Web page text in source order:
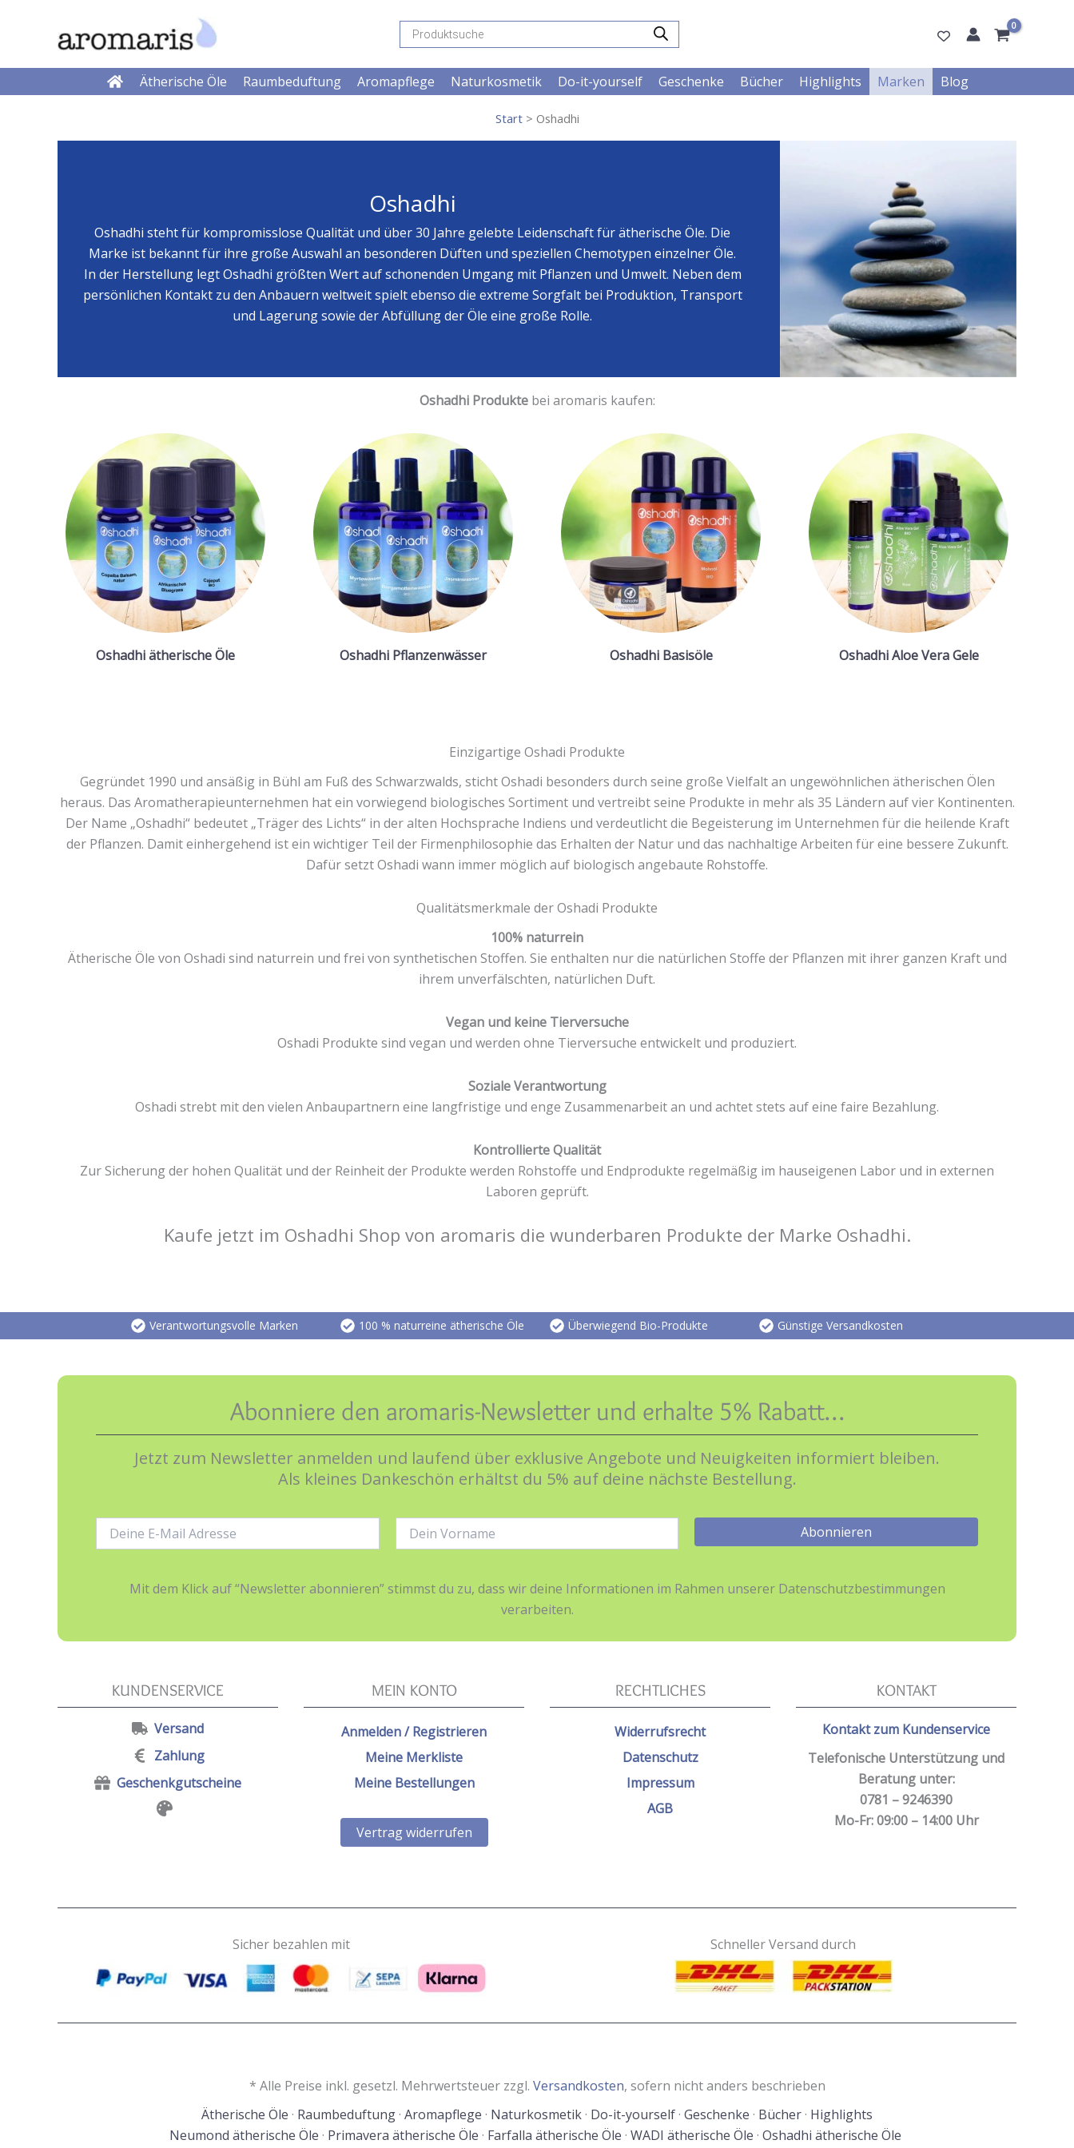
Products
search
Ätherische Öle Raumbeduftung Aromapflege Naturkosmetik Do-it-yourself Geschenke Bücher Highlights Marken Blog
Start> Oshadhi
Oshadhi
Oshadhi steht für kompromisslose Qualität und über 30 Jahre gelebte Leidenschaft für ätherische Öle. Die
Marke ist bekannt für ihre große Auswahl an besonderen Düften und speziellen Chemotypen einzelner Öle.
In der Herstellung legt Oshadhi größten Wert auf schonenden Umgang mit Pflanzen und Umwelt. Neben dem
persönlichen Kontakt zu den Anbauern weltweit spielt ebenso die extreme Sorgfalt bei Produktion, Transport
und Lagerung sowie der Abfüllung der Öle eine große Rolle.
Oshadhi Produktebei aromaris kaufen:
Oshadhi ätherische Öle Oshadhi Pflanzenwässer Oshadhi Basisöle Oshadhi Aloe Vera Gele
Einzigartige Oshadi Produkte
Gegründet 1990 und ansäßig in Bühl am Fuß des Schwarzwalds, sticht Oshadi besonders durch seine große Vielfalt an ungewöhnlichen ätherischen Ölen
heraus. Das Aromatherapieunternehmen hat ein vorwiegend biologisches Sortiment und vertreibt seine Produkte in mehr als 35 Ländern auf vier Kontinenten.
Der Name „Oshadhi“ bedeutet „Träger des Lichts“ in der alten Hochsprache Indiens und verdeutlicht die Begeisterung im Unternehmen für die heilende Kraft
der Pflanzen. Damit einhergehend ist ein wichtiger Teil der Firmenphilosophie das Erhalten der Natur und das nachhaltige Arbeiten für eine bessere Zukunft.
Dafür setzt Oshadi wann immer möglich auf biologisch angebaute Rohstoffe.
Qualitätsmerkmale der Oshadi Produkte
100% naturrein
Ätherische Öle von Oshadi sind naturrein und frei von synthetischen Stoffen. Sie enthalten nur die natürlichen Stoffe der Pflanzen mit ihrer ganzen Kraft und
ihrem unverfälschten, natürlichen Duft.
Vegan und keine Tierversuche
Oshadi Produkte sind vegan und werden ohne Tierversuche entwickelt und produziert.
Soziale Verantwortung
Oshadi strebt mit den vielen Anbaupartnern eine langfristige und enge Zusammenarbeit an und achtet stets auf eine faire Bezahlung.
Kontrollierte Qualität
Zur Sicherung der hohen Qualität und der Reinheit der Produkte werden Rohstoffe und Endprodukte regelmäßig im hauseigenen Labor und in externen
Laboren geprüft.
Kaufe jetzt im Oshadhi Shop von aromaris die wunderbaren Produkte der Marke Oshadhi.
Verantwortungsvolle Marken 100 % naturreine ätherische Öle Überwiegend Bio-Produkte Günstige Versandkosten
Abonniere den aromaris-Newsletter und erhalte 5% Rabatt…
Jetzt zum Newsletter anmelden und laufend über exklusive Angebote und Neuigkeiten informiert bleiben.
Als kleines Dankeschön erhältst du 5% auf deine nächste Bestellung.
Mail-
Mit dem Klick auf “Newsletter abonnieren” stimmst du zu, dass wir deine Informationen im Rahmen unserer Datenschutzbestimmungen
verarbeiten.
KUNDENSERVICE
Versand
Zahlung
Geschenkgutscheine
MEIN KONTO
Anmelden / Registrieren
Meine Merkliste
Meine Bestellungen
Vertrag widerrufen
RECHTLICHES
Widerrufsrecht
Datenschutz
Impressum
AGB
KONTAKT
Kontakt zum Kundenservice
Telefonische Unterstützung und
Beratung unter:
0781 – 9246390
Mo-Fr: 09:00 – 14:00 Uhr
Sicher bezahlen mit Schneller Versand durch
* Alle Preise inkl. gesetzl. Mehrwertsteuer zzgl. Versandkosten, sofern nicht anders beschrieben
Ätherische Öle · Raumbeduftung · Aromapflege · Naturkosmetik · Do-it-yourself · Geschenke · Bücher · Highlights
Neumond ätherische Öle · Primavera ätherische Öle · Farfalla ätherische Öle · WADI ätherische Öle · Oshadhi ätherische Öle